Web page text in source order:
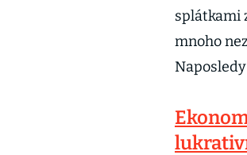
splátkami
mnoho